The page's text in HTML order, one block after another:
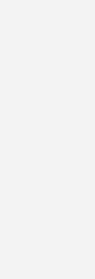
erreicht
immer noch
Energieversorgung
in Wien erst
der inzwischen
Die Blockade müsse
eines
eines
umgesetzt werden“,
in der
der Strommarkt
die Branche
des
in der
Blockadehaltung
von EEÖ. (su)